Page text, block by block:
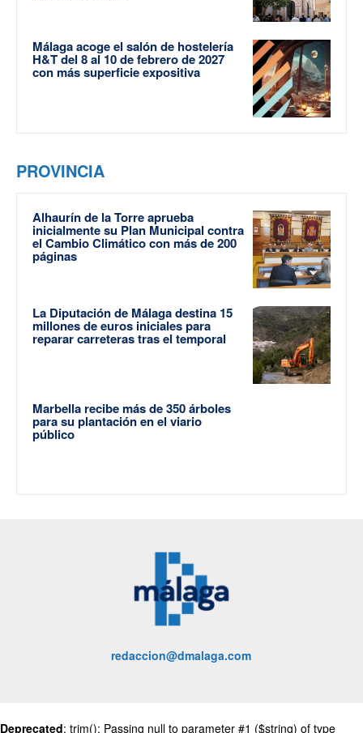
Málaga acoge el salón de hostelería
H&T del 8 al 10 de febrero de 2027
con más superficie expositiva
PROVINCIA
Alhaurín de la Torre aprueba
inicialmente su Plan Municipal contra
el Cambio Climático con más de 200
páginas
La Diputación de Málaga destina 15
millones de euros iniciales para
reparar carreteras tras el temporal
Marbella recibe más de 350 árboles
para su plantación en el viario
público
redaccion@dmalaga.com
Deprecated: trim(): Passing null to parameter #1 ($string) of type